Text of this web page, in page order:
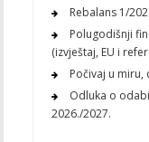
Rebalans 1/
Polugodišnji
(izvještaj, EU i
Počivaj u miru,
Odluka o
2026./2027.